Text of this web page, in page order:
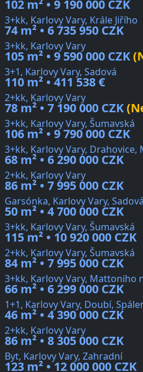
102 m² • 9 190 000 CZK
3+kk, Karlovy Vary, Krále Jiřího
74 m² • 6 735 950 CZK
3+kk, Karlovy Vary
105 m² • 9 590 000 CZK
3+1, Karlovy Vary, Sadová
110 m² • 411 538 €
2+kk, Karlovy Vary
78 m² • 7 190 000 CZK
3+kk, Karlovy Vary, Šumavská
106 m² • 9 790 000 CZK
3+kk, Karlovy Vary, Drahovice,
68 m² • 6 290 000 CZK
2+kk, Karlovy Vary
86 m² • 7 995 000 CZK
Garsónka, Karlovy Vary, Sadová
50 m² • 4 700 000 CZK
3+kk, Karlovy Vary, Šumavská
115 m² • 10 920 000 CZK
2+kk, Karlovy Vary, Šumavská
84 m² • 7 995 000 CZK
3+kk, Karlovy Vary, Mattoniho
66 m² • 6 299 000 CZK
1+1, Karlovy Vary, Doubí,
46 m² • 4 390 000 CZK
2+kk, Karlovy Vary
86 m² • 8 305 000 CZK
Byt, Karlovy Vary, Zahradní
123 m² • 12 000 000 CZK